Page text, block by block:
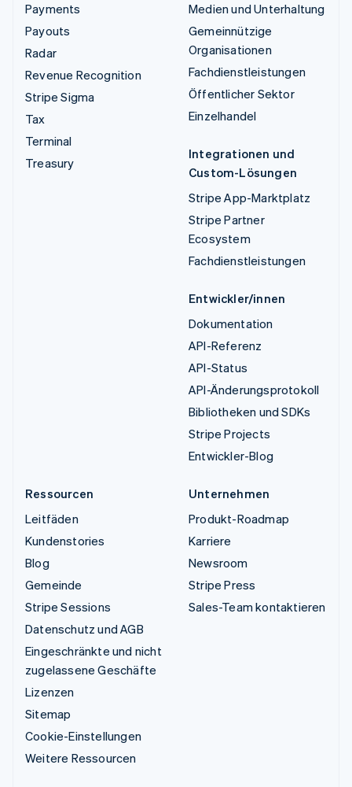
Payments
Payouts
Radar
Revenue Recognition
Stripe Sigma
Tax
Terminal
Treasury
Medien und Unterhaltung
Gemeinnützige
Organisationen
Fachdienstleistungen
Öffentlicher Sektor
Einzelhandel
Integrationen und
Custom-Lösungen
Stripe App-Marktplatz
Stripe Partner
Ecosystem
Fachdienstleistungen
Entwickler/innen
Dokumentation
API-Referenz
API-Status
API-Änderungsprotokoll
Bibliotheken und SDKs
Stripe Projects
Entwickler-Blog
Ressourcen
Leitfäden
Kundenstories
Blog
Gemeinde
Stripe Sessions
Datenschutz und AGB
Eingeschränkte und nicht
zugelassene Geschäfte
Lizenzen
Sitemap
Cookie-Einstellungen
Weitere Ressourcen
Unternehmen
Produkt-Roadmap
Karriere
Newsroom
Stripe Press
Sales-Team kontaktieren